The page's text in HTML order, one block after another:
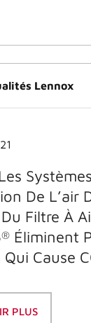
Lennox
De L’air
Filtre À
® Éliminent
Cause
PLUS